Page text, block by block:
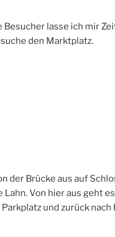
Besucher lasse ich mir
den Marktplatz.
der Brücke aus auf
Lahn. Von hier aus geht
und zurück nach